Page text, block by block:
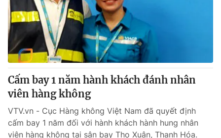
Cấm bay 1 năm hành khách đánh nhân
viên hàng không
VTV.vn - Cục Hàng không Việt Nam đã quyết định
cấm bay 1 năm đối với hành khách hành hung nhân
viên hàng không tại sân bay Thọ Xuân, Thanh Hóa.